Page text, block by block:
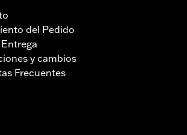
del Pedido
y cambios
Frecuentes